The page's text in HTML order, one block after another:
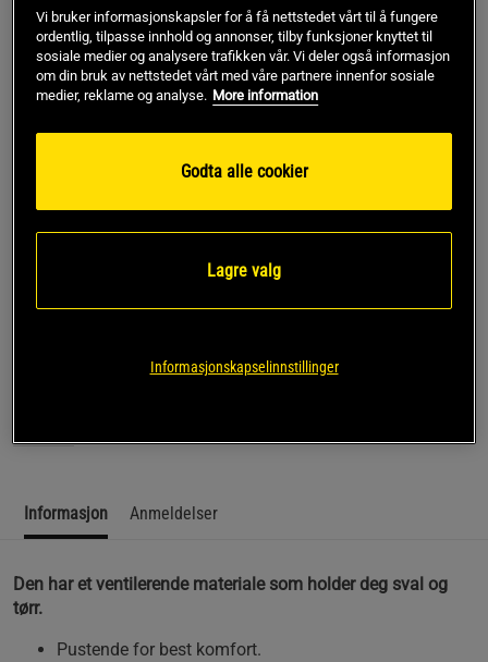
L
Kjøp
Gratis retur
Borg Light T-shirt er designet for å gi både komfort og
Informasjon Anmeldelser
Den har et ventilerende materiale som holder deg sval og
tørr.
Pustende for best komfort.
Vi bruker informasjonskapsler for å få nettstedet vårt til å fungere
ordentlig, tilpasse innhold og annonser, tilby funksjoner knyttet til
sosiale medier og analysere trafikken vår. Vi deler også informasjon
om din bruk av nettstedet vårt med våre partnere innenfor sosiale
medier, reklame og analyse. More information
Godta alle cookier
Lagre valg
Informasjonskapselinnstillinger